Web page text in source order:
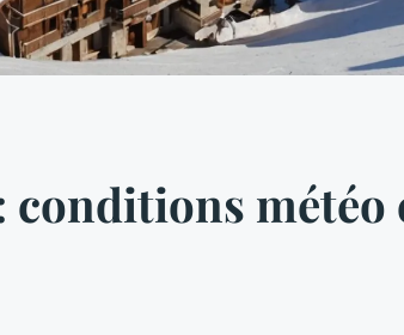
conditions météo